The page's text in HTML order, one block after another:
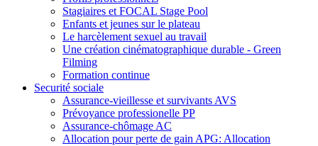
Stagiaires et FOCAL Stage Pool
Enfants et jeunes sur le plateau
Le harcèlement sexuel au travail
Une création cinématographique durable - Green
Filming
Formation continue
Securité sociale
Assurance-vieillesse et survivants AVS
Prévoyance professionelle PP
Assurance-chômage AC
Allocation pour perte de gain APG: Allocation